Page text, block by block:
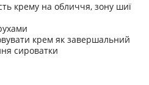
крему на обличчя, зону шиї
крем як завершальний
сироватки